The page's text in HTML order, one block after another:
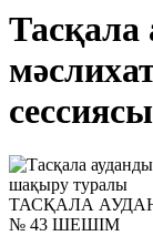
Тасқала
ТАСҚАЛА
№ 43 ШЕШІМ